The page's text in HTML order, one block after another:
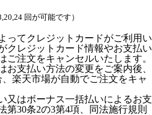
回が可能です）
ってクレジットカードがご利用い
クレジットカード情報やお支払い
ご注文をキャンセルいたします。
お支払い方法の変更をご案内後、
楽天市場が自動でご注文をキャ
又はボーナス一括払いによるお支
第30条2の3第4項、同法施行規則